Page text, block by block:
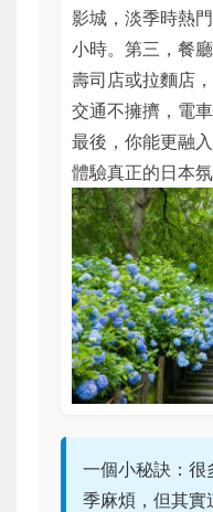
影城，淡季時熱
小時。第三，餐
壽司店或拉麵店
交通不擁擠，電
最後，你能更融
體驗真正的日本氛
一個小秘訣：
季麻煩，但其實